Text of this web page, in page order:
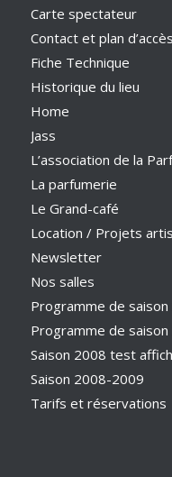
Carte spectateur
Contact et plan d’accès
Fiche Technique
Historique du lieu
Home
Jass
L’association de la
La parfumerie
Le Grand-café
Location / Projets
Newsletter
Nos salles
Programme de
Programme de
Saison 2008 test
Saison 2008-2009
Tarifs et réservations